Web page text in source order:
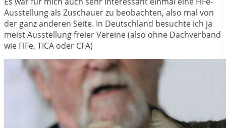
Ausstellung als Zuschauer zu beobachten, also mal von
der ganz anderen Seite. In Deutschland besuchte ich ja
meist Ausstellung freier Vereine (also ohne Dachverband
wie FiFe, TICA oder CFA)